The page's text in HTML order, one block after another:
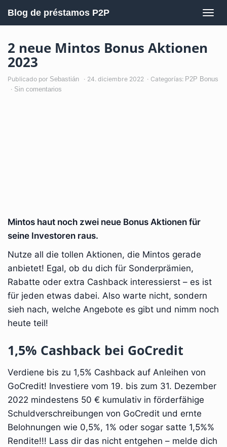
contenido
Blog de préstamos P2P
2 neue Mintos Bonus Aktionen
2023
Publicado por Sebastián 24. diciembre 2022 Categorías: P2P Bonus
Sin comentarios
Mintos haut noch zwei neue Bonus Aktionen für
seine Investoren raus.
Nutze all die tollen Aktionen, die Mintos gerade
anbietet! Egal, ob du dich für Sonderprämien,
Rabatte oder extra Cashback interessierst – es ist
für jeden etwas dabei. Also warte nicht, sondern
sieh nach, welche Angebote es gibt und nimm noch
heute teil!
1,5% Cashback bei GoCredit
Verdiene bis zu 1,5% Cashback auf Anleihen von
GoCredit! Investiere vom 19. bis zum 31. Dezember
2022 mindestens 50 € kumulativ in förderfähige
Schuldverschreibungen von GoCredit und ernte
Belohnungen wie 0,5%, 1% oder sogar satte 1,5%%
Rendite!!! Lass dir das nicht entgehen – melde dich